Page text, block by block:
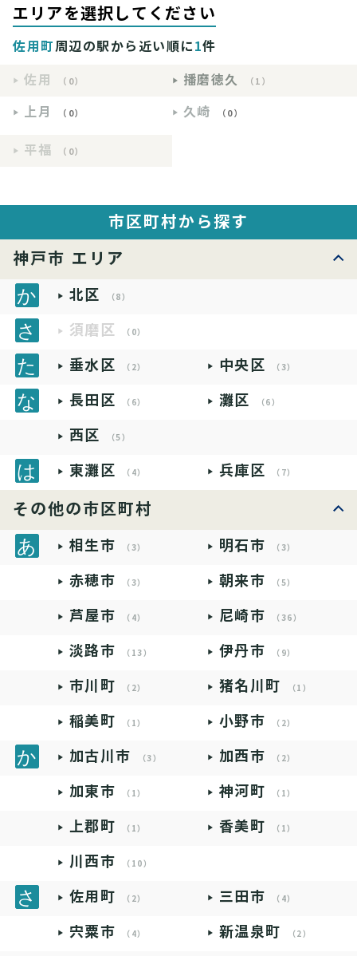
エリアを選択してください
佐用町周辺の駅から近い順に1件
佐用
（0） 播磨徳久 （1）
上月 （0） 久崎 （0）
平福 （0）
市区町村から探す
神戸市 エリア
北区 （8）
須磨区 （0）
垂水区 （2） 中央区 （3）
長田区 （6） 灘区 （6）
西区 （5）
東灘区 （4） 兵庫区 （7）
その他の市区町村
相生市 （3） 明石市 （3）
赤穂市 （3） 朝来市 （5）
芦屋市 （4） 尼崎市 （36）
淡路市 （13） 伊丹市 （9）
市川町 （2） 猪名川町 （1）
稲美町 （1） 小野市 （2）
加古川市 （3） 加西市 （2）
加東市 （1） 神河町 （1）
上郡町 （1） 香美町 （1）
川西市 （10）
佐用町 （2） 三田市 （4）
宍粟市 （4） 新温泉町 （2）